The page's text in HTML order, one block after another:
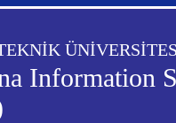
Information